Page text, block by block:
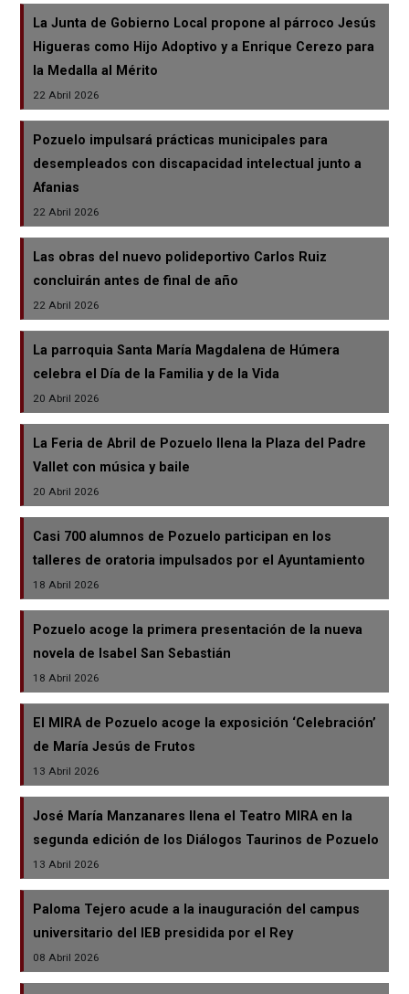
La Junta de Gobierno Local propone al párroco Jesús
Higueras como Hijo Adoptivo y a Enrique Cerezo para
la Medalla al Mérito
22 Abril 2026
Pozuelo impulsará prácticas municipales para
desempleados con discapacidad intelectual junto a
Afanias
22 Abril 2026
Las obras del nuevo polideportivo Carlos Ruiz
concluirán antes de final de año
22 Abril 2026
La parroquia Santa María Magdalena de Húmera
celebra el Día de la Familia y de la Vida
20 Abril 2026
La Feria de Abril de Pozuelo llena la Plaza del Padre
Vallet con música y baile
20 Abril 2026
Casi 700 alumnos de Pozuelo participan en los
talleres de oratoria impulsados por el Ayuntamiento
18 Abril 2026
Pozuelo acoge la primera presentación de la nueva
novela de Isabel San Sebastián
18 Abril 2026
El MIRA de Pozuelo acoge la exposición ‘Celebración’
de María Jesús de Frutos
13 Abril 2026
José María Manzanares llena el Teatro MIRA en la
segunda edición de los Diálogos Taurinos de Pozuelo
13 Abril 2026
Paloma Tejero acude a la inauguración del campus
universitario del IEB presidida por el Rey
08 Abril 2026